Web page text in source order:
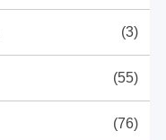
(3)
(55)
(76)